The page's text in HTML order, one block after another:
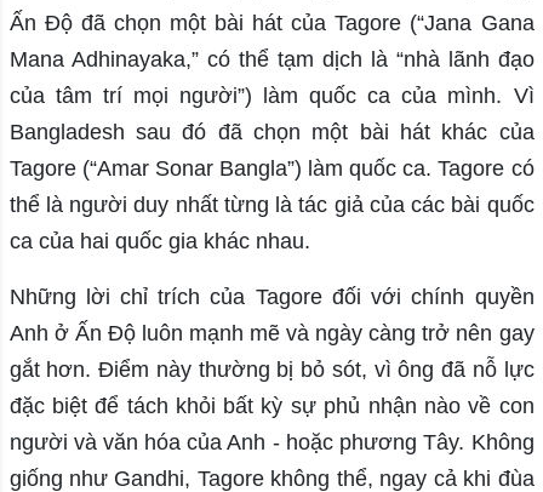
Ấn Độ đã chọn một bài hát của Tagore (“Jana Gana
Mana Adhinayaka,” có thể tạm dịch là “nhà lãnh đạo
của tâm trí mọi người”) làm quốc ca của mình. Vì
Bangladesh sau đó đã chọn một bài hát khác của
Tagore (“Amar Sonar Bangla”) làm quốc ca. Tagore có
thể là người duy nhất từng là tác giả của các bài quốc
ca của hai quốc gia khác nhau.
Những lời chỉ trích của Tagore đối với chính quyền
Anh ở Ấn Độ luôn mạnh mẽ và ngày càng trở nên gay
gắt hơn. Điểm này thường bị bỏ sót, vì ông đã nỗ lực
đặc biệt để tách khỏi bất kỳ sự phủ nhận nào về con
người và văn hóa của Anh - hoặc phương Tây. Không
giống như Gandhi, Tagore không thể, ngay cả khi đùa